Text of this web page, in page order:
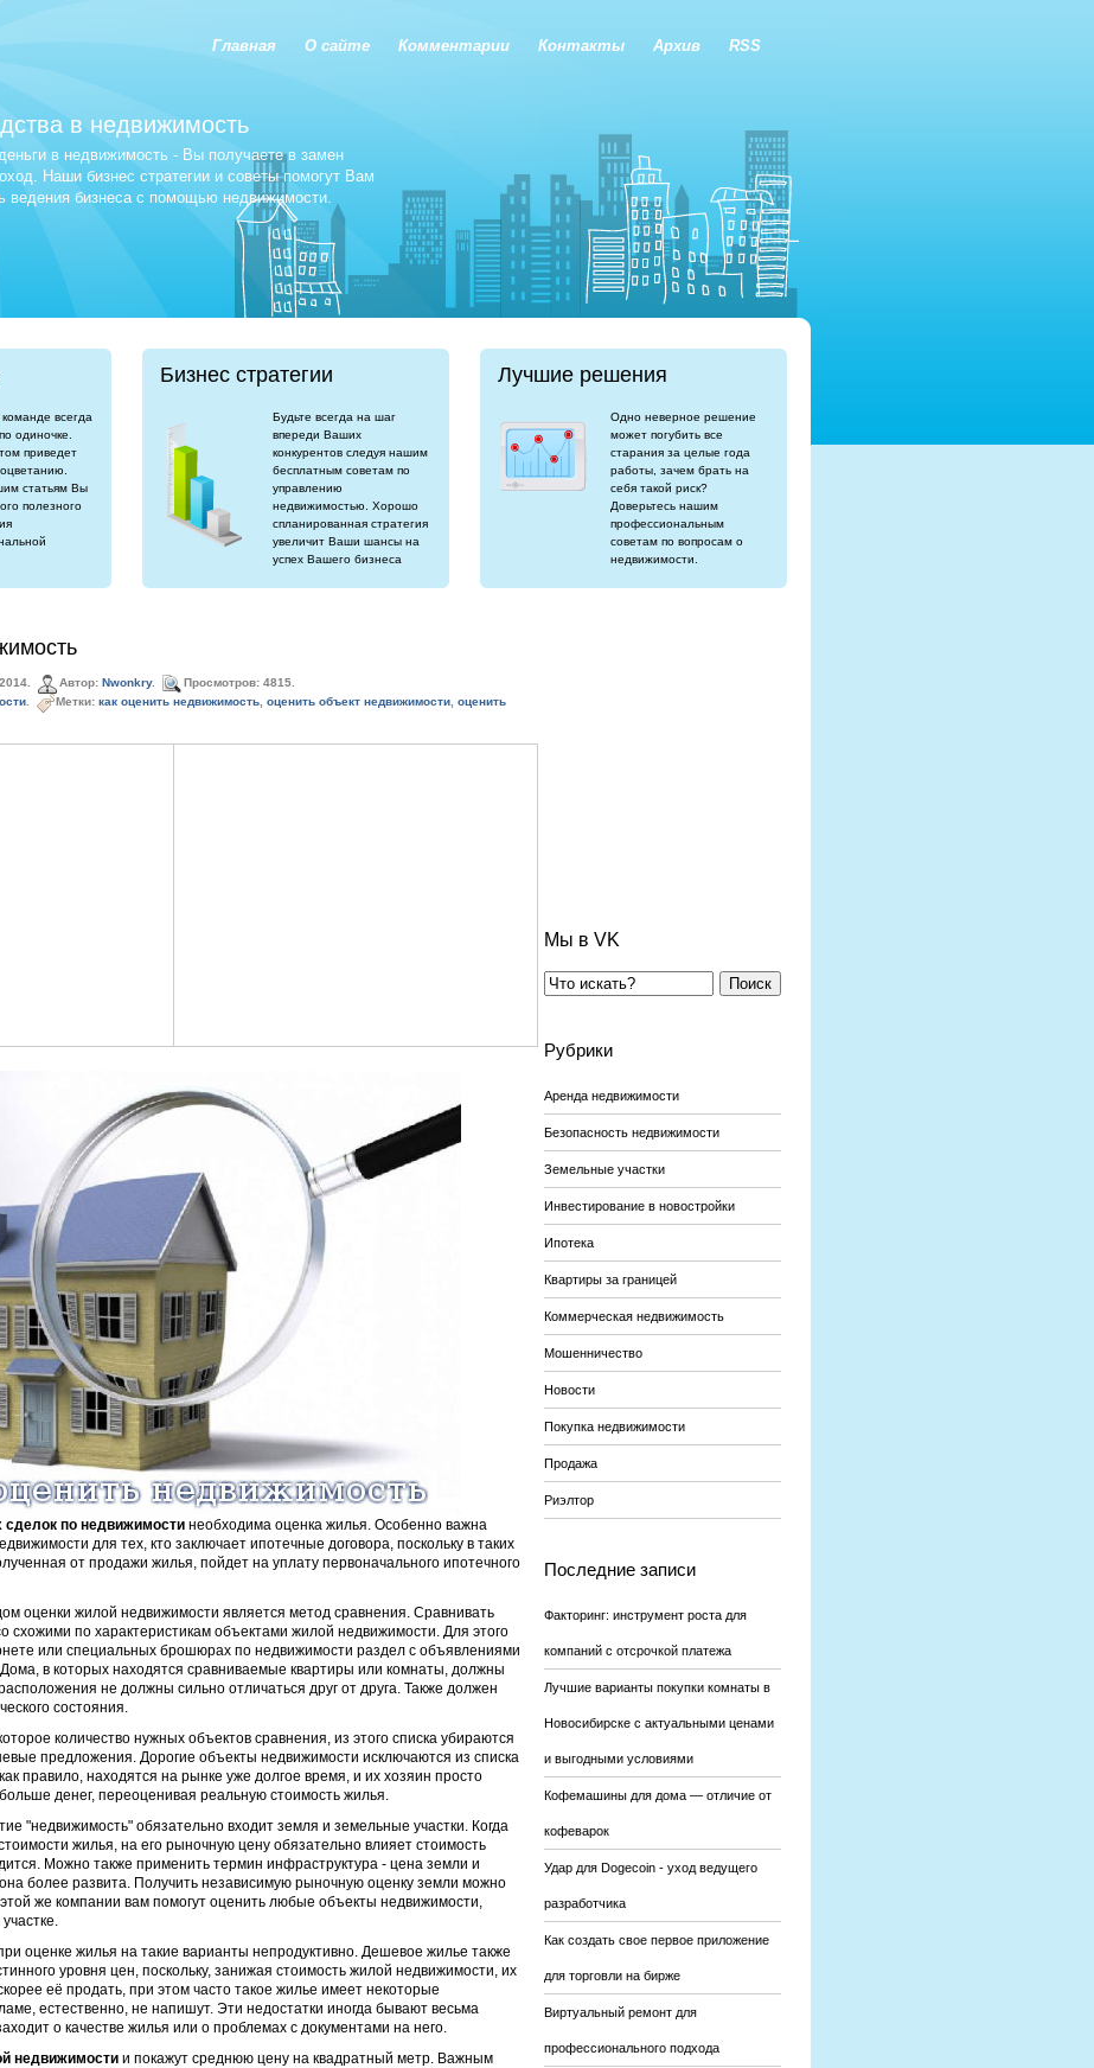
Главная О сайте Комментарии Контакты Архив RSS
в недвижимость
в недвижимость - Вы получаете в замен
Наши бизнес стратегии и советы помогут Вам
ведения бизнеса с помощью недвижимости.
всегда
одиночке.
приведет
статьям Вы
полезного
Бизнес стратегии
Будьте всегда на шаг
впереди Ваших
конкурентов следуя нашим
бесплатным советам по
управлению
недвижимостью. Хорошо
спланированная стратегия
увеличит Ваши шансы на
успех Вашего бизнеса
Лучшие решения
Одно неверное решение
может погубить все
старания за целые года
работы, зачем брать на
себя такой риск?
Доверьтесь нашим
профессиональным
советам по вопросам о
недвижимости.
Автор: Nwonkry.
Просмотров: 4815.
. Метки: как оценить недвижимость, оценить объект недвижимости, оценить
сделок по недвижимостинеобходима оценка жилья. Особенно важна
для тех, кто заключает ипотечные договора, поскольку в таких
от продажи жилья, пойдет на уплату первоначального ипотечного
оценки жилой недвижимости является метод сравнения. Сравнивать
схожими по характеристикам объектами жилой недвижимости. Для этого
или специальных брошюрах по недвижимости раздел с объявлениями
в которых находятся сравниваемые квартиры или комнаты, должны
не должны сильно отличаться друг от друга. Также должен
состояния.
количество нужных объектов сравнения, из этого списка убираются
предложения. Дорогие объекты недвижимости исключаются из списка
правило, находятся на рынке уже долгое время, и их хозяин просто
денег, переоценивая реальную стоимость жилья.
"недвижимость" обязательно входит земля и земельные участки. Когда
жилья, на его рыночную цену обязательно влияет стоимость
Можно также применить термин инфраструктура - цена земли и
более развита. Получить независимую рыночную оценку земли можно
же компании вам помогут оценить любые объекты недвижимости,
оценке жилья на такие варианты непродуктивно. Дешевое жилье также
уровня цен, поскольку, занижая стоимость жилой недвижимости, их
её продать, при этом часто такое жилье имеет некоторые
естественно, не напишут. Эти недостатки иногда бывают весьма
о качестве жилья или о проблемах с документами на него.
недвижимостии покажут среднюю цену на квадратный метр. Важным
Мы в VK
Поиск
Рубрики
Аренда недвижимости
Безопасность недвижимости
Земельные участки
Инвестирование в новостройки
Ипотека
Квартиры за границей
Коммерческая недвижимость
Мошенничество
Новости
Покупка недвижимости
Продажа
Риэлтор
Последние записи
Факторинг: инструмент роста для
компаний с отсрочкой платежа
Лучшие варианты покупки комнаты в
Новосибирске с актуальными ценами
и выгодными условиями
Кофемашины для дома — отличие от
кофеварок
Удар для Dogecoin - уход ведущего
разработчика
Как создать свое первое приложение
для торговли на бирже
Виртуальный ремонт для
профессионального подхода